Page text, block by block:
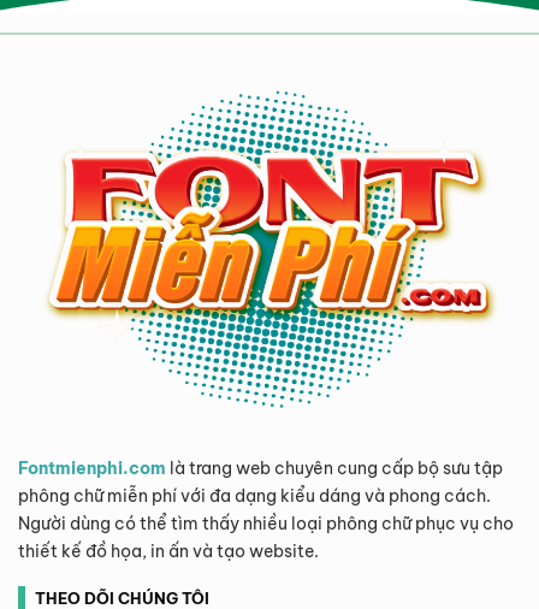
Fontmienphi.com là trang web chuyên cung cấp bộ sưu tập
phông chữ miễn phí với đa dạng kiểu dáng và phong cách.
Người dùng có thể tìm thấy nhiều loại phông chữ phục vụ cho
thiết kế đồ họa, in ấn và tạo website.
THEO DÕI CHÚNG TÔI